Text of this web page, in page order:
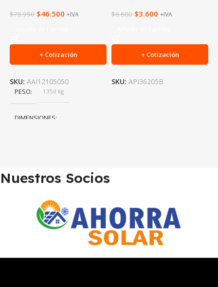
$79.990 $46.500 +IVA
+ Cotización
SKU: AAI12105050
PESO 1350 kg
DIMENSIONES
$6.600 $3.600 +IVA
+ Cotización
SKU: API36205B
Nuestros Socios